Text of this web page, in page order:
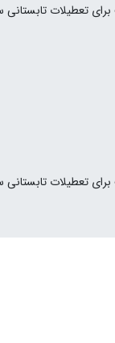
تعطیلات تابستانی
تعطیلات تابستانی